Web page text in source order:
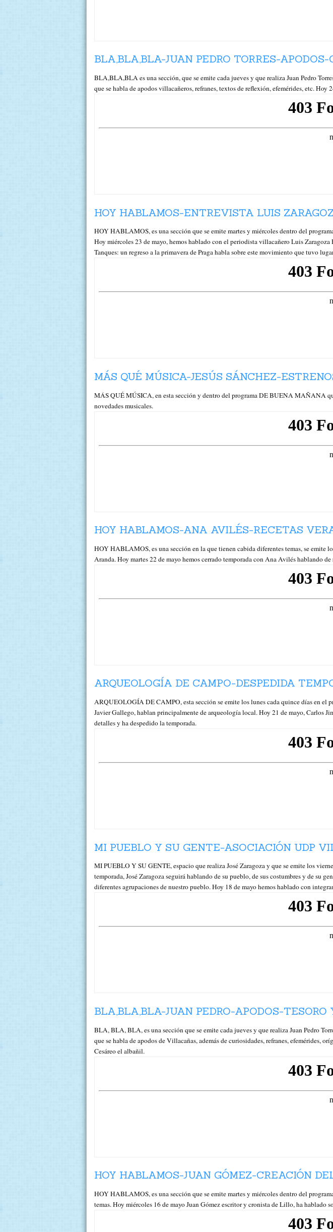
BLA,BLA,BLA-JUAN PEDRO TORRES-
BLA,BLA,BLA es una sección, que se emite cada jueves y que realiza Juan Pedro
que se habla de apodos villacañeros, refranes, textos de reflexión, efemérides, etc.
HOY HABLAMOS-ENTREVISTA LUIS
HOY HABLAMOS, es una sección que se emite martes y miércoles dentro del
Hoy miércoles 23 de mayo, hemos hablado con el periodista villacañero Luis
Tanques: un regreso a la primavera de Praga habla sobre este movimiento que tuvo
MÁS QUÉ MÚSICA-JESÚS SÁNCHEZ-
MÁS QUÉ MÚSICA, en esta sección y dentro del programa DE BUENA MAÑANA
novedades musicales.
HOY HABLAMOS-ANA AVILÉS-RECETAS
HOY HABLAMOS, es una sección en la que tienen cabida diferentes temas, se
Aranda. Hoy martes 22 de mayo hemos cerrado temporada con Ana Avilés hablando
ARQUEOLOGÍA DE CAMPO-DESPEDIDA
ARQUEOLOGÍA DE CAMPO, esta sección se emite los lunes cada quince días en
Javier Gallego, hablan principalmente de arqueología local. Hoy 21 de mayo, Carlos
detalles y ha despedido la temporada.
MI PUEBLO Y SU GENTE-ASOCIACIÓN UDP
MI PUEBLO Y SU GENTE, espacio que realiza José Zaragoza y que se emite los
temporada, José Zaragoza seguirá hablando de su pueblo, de sus costumbres y de su
diferentes agrupaciones de nuestro pueblo. Hoy 18 de mayo hemos hablado con
BLA,BLA,BLA-JUAN PEDRO-APODOS-
BLA, BLA, BLA, es una sección que se emite cada jueves y que realiza Juan Pedro
que se habla de apodos de Villacañas, además de curiosidades, refranes, efemérides,
Cesáreo el albañil.
HOY HABLAMOS-JUAN GÓMEZ-CREACIÓN
HOY HABLAMOS, es una sección que se emite martes y miércoles dentro del
temas. Hoy miércoles 16 de mayo Juan Gómez escritor y cronista de Lillo, ha hablado